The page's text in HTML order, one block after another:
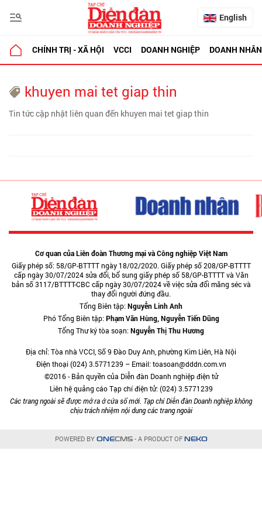
English
CHÍNH TRỊ - XÃ HỘI VCCI DOANH NGHIỆP DOANH NHÂN
khuyen mai tet giap thin
Tin tức cập nhật liên quan đến khuyen mai tet giap thin
Cơ quan của Liên đoàn Thương mại và Công nghiệp Việt Nam
Giấy phép số: 58/GP-BTTTT ngày 18/02/2020. Giấy phép số 208/GP-BTTTT
cấp ngày 30/07/2024 sửa đổi, bổ sung giấy phép số 58/GP-BTTTT và Văn
bản số 3117/BTTTT-CBC cấp ngày 30/07/2024 về việc sửa đổi măng séc và
thay đổi người đứng đầu.
Tổng Biên tập:Nguyễn Linh Anh
Phó Tổng Biên tập:Phạm Văn Hùng, Nguyễn Tiến Dũng
Tổng Thư ký tòa soạn:Nguyễn Thị Thu Hương
Địa chỉ: Tòa nhà VCCI, Số 9 Đào Duy Anh, phường Kim Liên, Hà Nội
Điện thoại (024) 3.5771239 – Email: toasoan@dddn.com.vn
©2016 - Bản quyền của Diễn đàn Doanh nghiệp điện tử
Liên hệ quảng cáo Tạp chí điện tử: (024) 3.5771239
Các trang ngoài sẽ được mở ra ở cửa sổ mới. Tạp chí Diễn đàn Doanh nghiệp không
chịu trách nhiệm nội dung các trang ngoài
POWERED BY ONECMS- A PRODUCT OF NEKO